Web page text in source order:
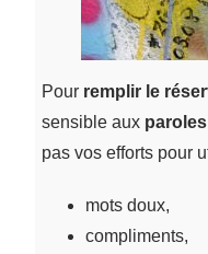
Pour remplir le
sensible aux
pas vos efforts pour
mots doux,
compliments,